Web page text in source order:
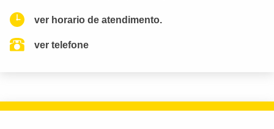
ver horario de atendimento.
ver telefone